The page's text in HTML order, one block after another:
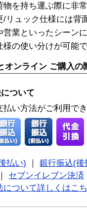
物を持ち運ぶ際に非
/リュック仕様には背
営業といったシーン
様の使い分けが可能
オンライン ご購入の
ついて
払い方法がご利用で
払い)
銀行振込(後
セブンイレブン決済
について詳しくはこ